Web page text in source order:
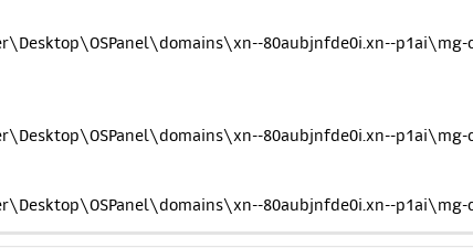
80aubjnfde0i.xn--
80aubjnfde0i.xn--
80aubjnfde0i.xn--